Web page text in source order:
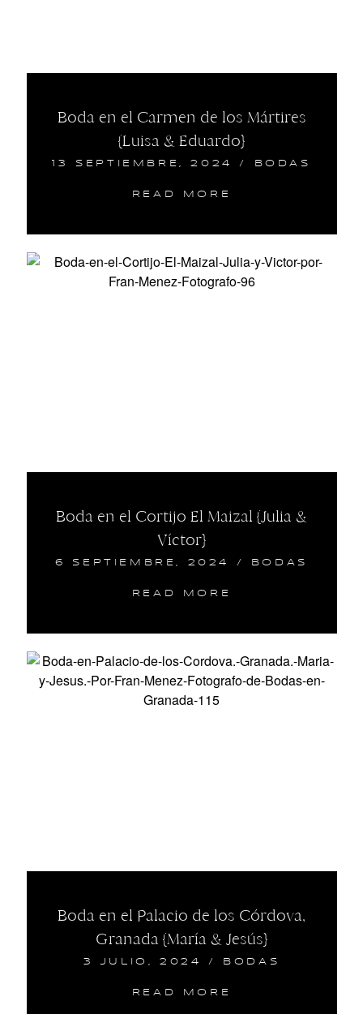
Boda en el Carmen de los Mártires
{Luisa & Eduardo}
13 SEPTIEMBRE, 2024 / BODAS
READ MORE
Boda en el Cortijo El Maizal {Julia &
Víctor}
6 SEPTIEMBRE, 2024 / BODAS
READ MORE
Boda en el Palacio de los Córdova,
Granada {María & Jesús}
3 JULIO, 2024 / BODAS
READ MORE